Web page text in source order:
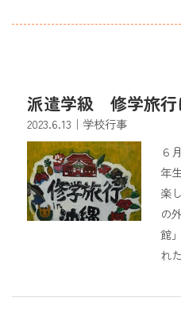
派遣学級 修学旅行
2023.6.13 ｜学校行事
６
年
楽
の
館
れ